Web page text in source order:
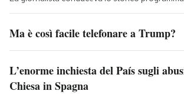
Ma è così facile telefonare a Trump?
L’enorme inchiesta del País sugli
Chiesa in Spagna